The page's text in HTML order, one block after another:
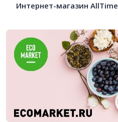
Интернет-магазин AllTime